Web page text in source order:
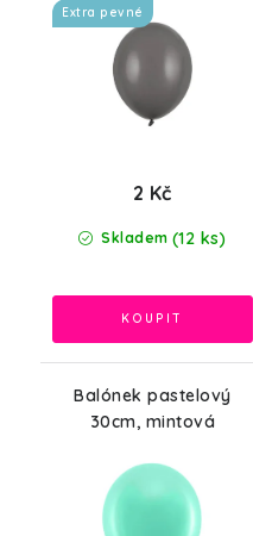
Extra pevné
Skladem (12 ks)
2 Kč
Balónek pastelový
30cm, mintová